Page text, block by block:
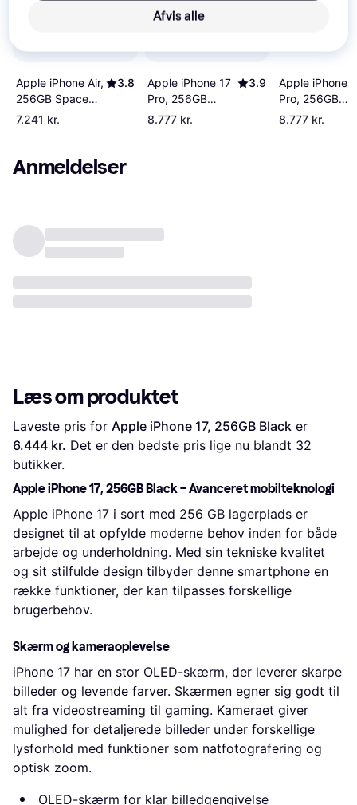
Apple iPhone Air,
256GB Space
Black
3.8
7.241 kr.
Apple iPhone 17
Pro, 256GB
Cosmic Orange
3.9
8.777 kr.
Apple iPhone
Pro, 256GB
Deep Blue
8.777 kr.
Anmeldelser
Læs om produktet
Laveste pris for Apple iPhone 17, 256GB Black
6.444 kr. Det er den bedste pris lige nu blandt 32
butikker.
Apple iPhone 17, 256GB Black – Avanceret mobilteknologi
Apple iPhone 17 i sort med 256 GB lagerplads er
designet til at opfylde moderne behov inden for både
arbejde og underholdning. Med sin tekniske kvalitet
og sit stilfulde design tilbyder denne smartphone en
række funktioner, der kan tilpasses forskellige
brugerbehov.
Skærm og kameraoplevelse
iPhone 17 har en stor OLED-skærm, der leverer skarpe
billeder og levende farver. Skærmen egner sig godt til
alt fra videostreaming til gaming. Kameraet giver
mulighed for detaljerede billeder under forskellige
lysforhold med funktioner som natfotografering og
optisk zoom.
OLED-skærm for klar billedgengivelse
Afvis alle